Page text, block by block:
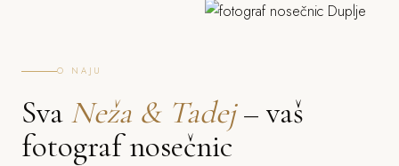
O NAJU
Sva Neža & Tadej– vaš
fotograf nosečnic